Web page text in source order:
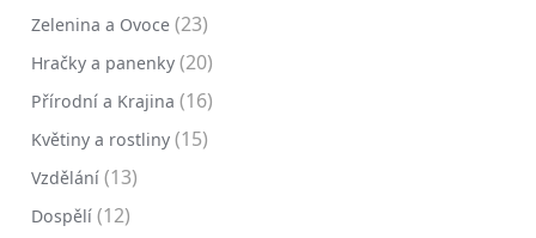
Zelenina a Ovoce (23)
Hračky a panenky (20)
Přírodní a Krajina (16)
Květiny a rostliny (15)
Vzdělání (13)
Dospělí (12)